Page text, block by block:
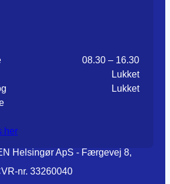
08.30 – 16.30
Lukket
Lukket
her
Helsingør ApS - Færgevej 8,
nr. 33260040